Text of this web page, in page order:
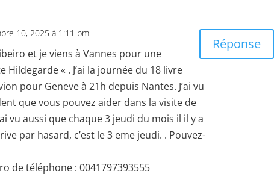
10, 2025 à 1:11 pm
et je viens à Vannes pour une
« . J’ai la journée du 18 livre
pour Geneve à 21h depuis Nantes. J’ai vu
que vous pouvez aider dans la visite de
vu aussi que chaque 3 jeudi du mois il il y a
par hasard, c’est le 3 eme jeudi. . Pouvez-
de téléphone : 0041797393555
Réponse